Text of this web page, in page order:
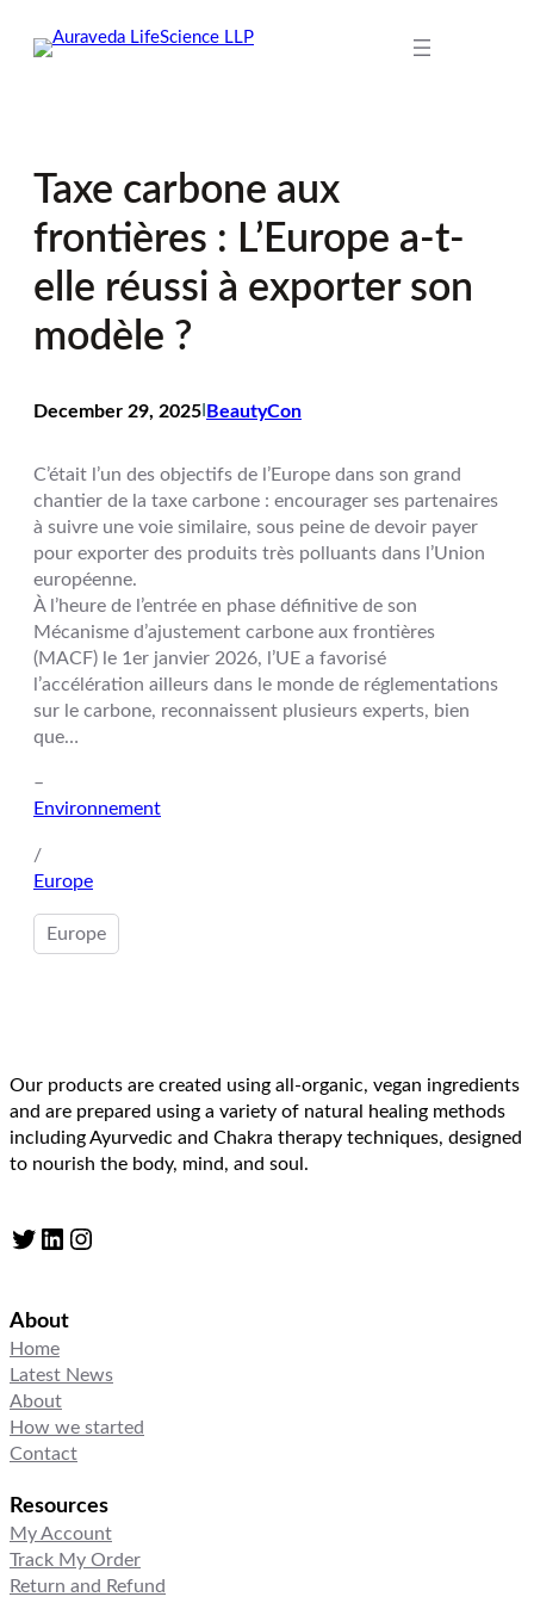
Taxe carbone aux
frontières : L’Europe a-t-
elle réussi à exporter son
modèle ?
December 29, 2025 BeautyCon
C’était l’un des objectifs de l’Europe dans son grand
chantier de la taxe carbone : encourager ses partenaires
à suivre une voie similaire, sous peine de devoir payer
pour exporter des produits très polluants dans l’Union
européenne.
À l’heure de l’entrée en phase définitive de son
Mécanisme d’ajustement carbone aux frontières
(MACF) le 1er janvier 2026, l’UE a favorisé
l’accélération ailleurs dans le monde de réglementations
sur le carbone, reconnaissent plusieurs experts, bien
que…
–
Environnement
/
Europe
Europe
Our products are created using all-organic, vegan ingredients
and are prepared using a variety of natural healing methods
including Ayurvedic and Chakra therapy techniques, designed
to nourish the body, mind, and soul.
Twitter LinkedIn Instagram
About
Home
Latest News
About
How we started
Contact
Resources
My Account
Track My Order
Return and Refund